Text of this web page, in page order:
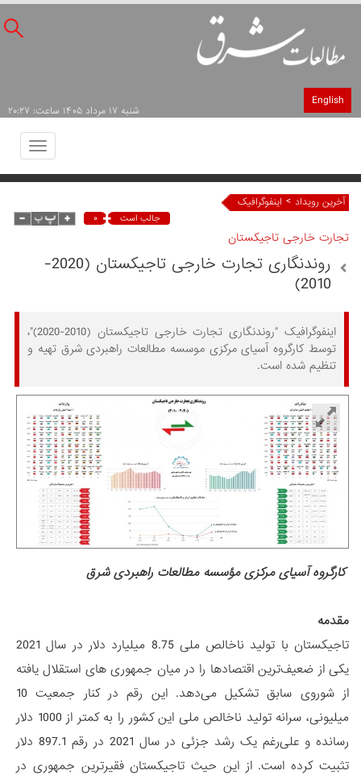
English
شنبه ۱۷ مرداد ۱۴۰۵ ساعت: ۲۰:۲۷
Toggle
آخرین رویداد > اینفوگرافیک
جالب است ۰
تجارت خارجی تاجیکستان
روندنگاری تجارت خارجی تاجیکستان (2020-
2010)
اینفوگرافیک "روندنگاری تجارت خارجی تاجیکستان (2010-2020)"،
توسط کارگروه آسیای مرکزی موسسه مطالعات راهبردی شرق تهیه و
تنظیم شده است.
کارگروه آسیای مرکزی مؤسسه مطالعات راهبردی شرق
مقدمه
تاجیکستان با تولید ناخالص ملی 8.75 میلیارد دلار در سال 2021
یکی از ضعیف‌ترین اقتصاد‌ها را در میان جمهوری های استقلال یافته
از شوروی سابق تشکیل می‌دهد. این رقم در کنار جمعیت 10
میلیونی، سرانه تولید ناخالص ملی این کشور را به کمتر از 1000 دلار
رسانده و علی‌رغم یک رشد جزئی در سال 2021 در رقم 897.1 دلار
تثبیت کرده است. از این حیث تاجیکستان فقیرترین جمهوری در